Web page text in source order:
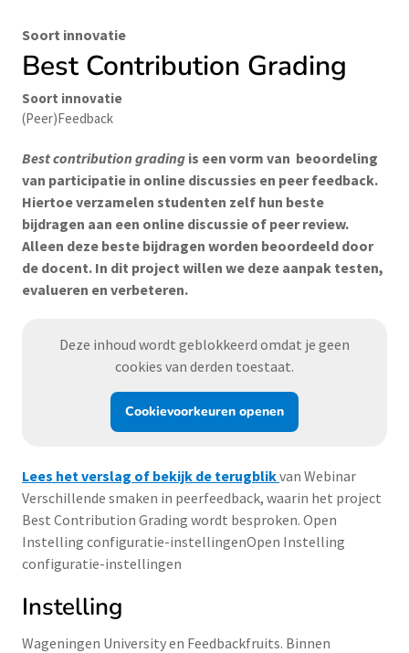
Soort innovatie
Best Contribution Grading
Soort innovatie
(Peer)Feedback
Best contribution grading is een vorm van beoordeling
van participatie in online discussies en peer feedback.
Hiertoe verzamelen studenten zelf hun beste
bijdragen aan een online discussie of peer review.
Alleen deze beste bijdragen worden beoordeeld door
de docent. In dit project willen we deze aanpak testen,
evalueren en verbeteren.
Deze inhoud wordt geblokkeerd omdat je geen
cookies van derden toestaat.
Cookievoorkeuren openen
Lees het verslag of bekijk de terugblikvan Webinar
Verschillende smaken in peerfeedback, waarin het project
Best Contribution Grading wordt besproken. Open
Instelling configuratie-instellingenOpen Instelling
configuratie-instellingen
Instelling
Wageningen University en Feedbackfruits. Binnen